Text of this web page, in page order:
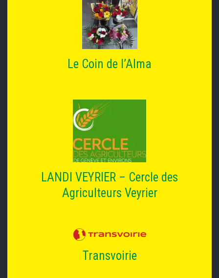
Le Coin de l’Alma
LANDI VEYRIER – Cercle des
Agriculteurs Veyrier
Transvoirie